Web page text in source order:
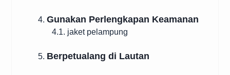
4. Gunakan Perlengkapan Keamanan
4.1. jaket pelampung
5. Berpetualang di Lautan